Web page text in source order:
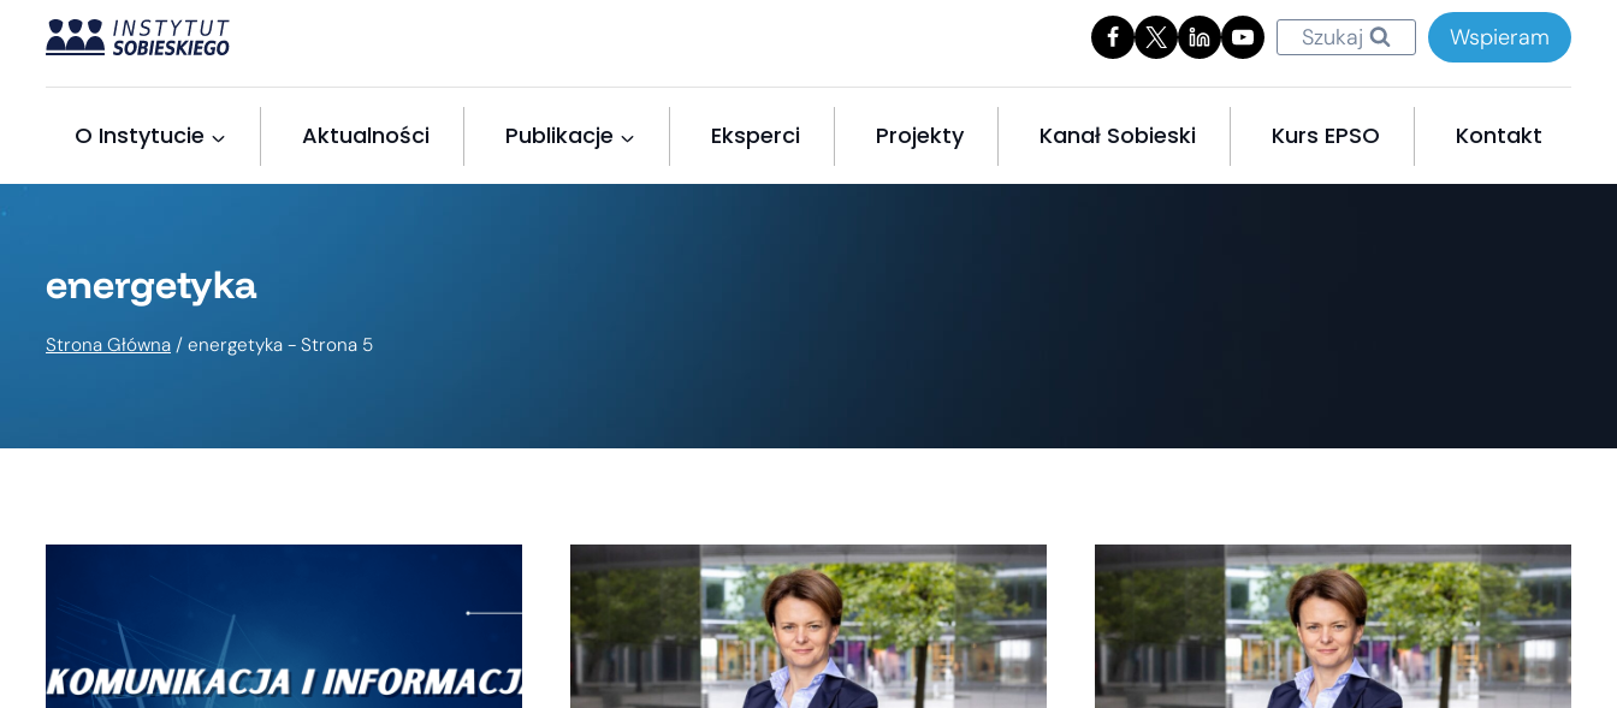
Przejdź
treści
Szukaj Wspieram
O Instytucie Aktualności Publikacje Eksperci Projekty Kanał Sobieski Kurs EPSO Kontakt
energetyka
Strona Główna / energetyka - Strona 5